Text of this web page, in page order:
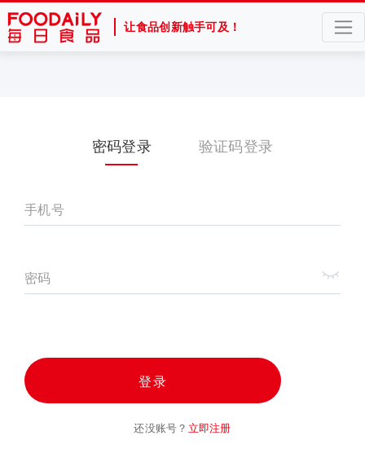
让食品创新触手可及！
密码登录 验证码登录
手机号
密码
登录
还没账号？ 立即注册